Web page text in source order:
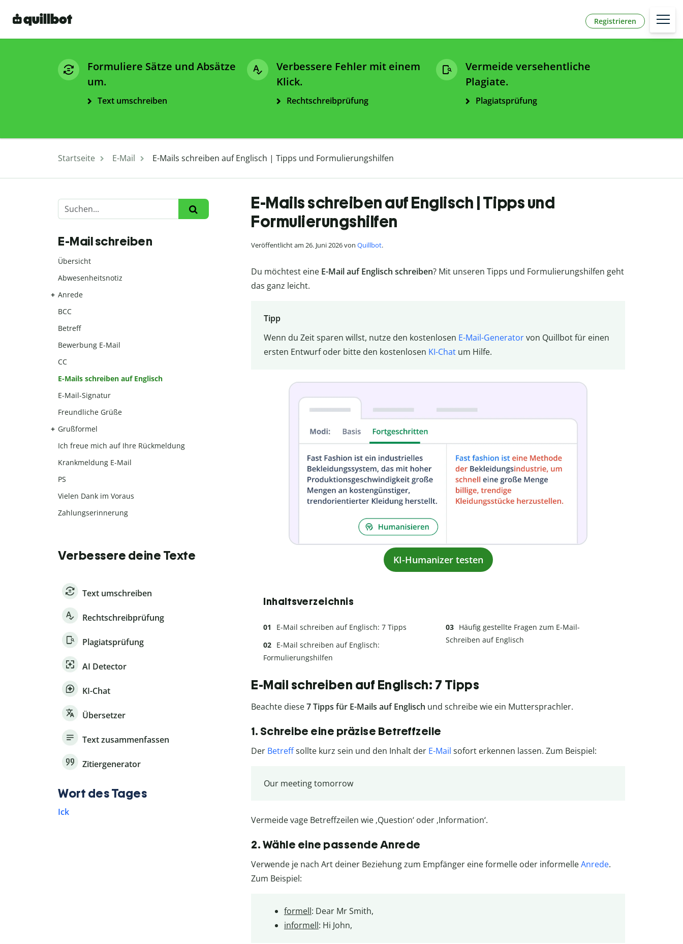
Registrieren
Formuliere Sätze und Absätze
um.
Text umschreiben
Verbessere Fehler mit einem
Klick.
Rechtschreibprüfung
Vermeide versehentliche
Plagiate.
Plagiatsprüfung
Startseite E-Mail E-Mails schreiben auf Englisch | Tipps und Formulierungshilfen
E-Mails schreiben auf Englisch | Tipps und
Formulierungshilfen
Veröffentlicht am 26. Juni 2026 von Quillbot.
Du möchtest eine E-Mail auf Englisch schreiben? Mit unseren Tipps und Formulierungshilfen geht
das ganz leicht.
Tipp
Wenn du Zeit sparen willst, nutze den kostenlosen E-Mail-Generatorvon Quillbot für einen
ersten Entwurf oder bitte den kostenlosen KI-Chatum Hilfe.
KI-Humanizer testen
Inhaltsverzeichnis
E-Mail schreiben auf Englisch: 7 Tipps
E-Mail schreiben auf Englisch:
Formulierungshilfen
Häufig gestellte Fragen zum E-Mail-
Schreiben auf Englisch
E-Mail schreiben auf Englisch: 7 Tipps
Beachte diese7 Tipps für E-Mails auf Englisch und schreibe wie ein Muttersprachler.
1. Schreibe eine präzise Betreffzeile
Der Betreffsollte kurz sein und den Inhalt der E-Mail sofort erkennen lassen. Zum Beispiel:
Our meeting tomorrow
Vermeide vage Betreffzeilen wie ‚Question‘ oder ‚Information‘.
2. Wähle eine passende Anrede
Verwende je nach Art deiner Beziehung zum Empfänger eine formelle oder informelleAnrede.
Zum Beispiel:
formell: Dear Mr Smith,
informell: Hi John,
E-Mail schreiben
Übersicht
Abwesenheitsnotiz
Anrede
BCC
Betreff
Bewerbung E-Mail
CC
E-Mails schreiben auf Englisch
E-Mail-Signatur
Freundliche Grüße
Grußformel
Ich freue mich auf Ihre Rückmeldung
Krankmeldung E-Mail
PS
Vielen Dank im Voraus
Zahlungserinnerung
Verbessere deine Texte
Text umschreiben
Rechtschreibprüfung
Plagiatsprüfung
AI Detector
KI-Chat
Übersetzer
Text zusammenfassen
Zitiergenerator
Wort des Tages
Ick